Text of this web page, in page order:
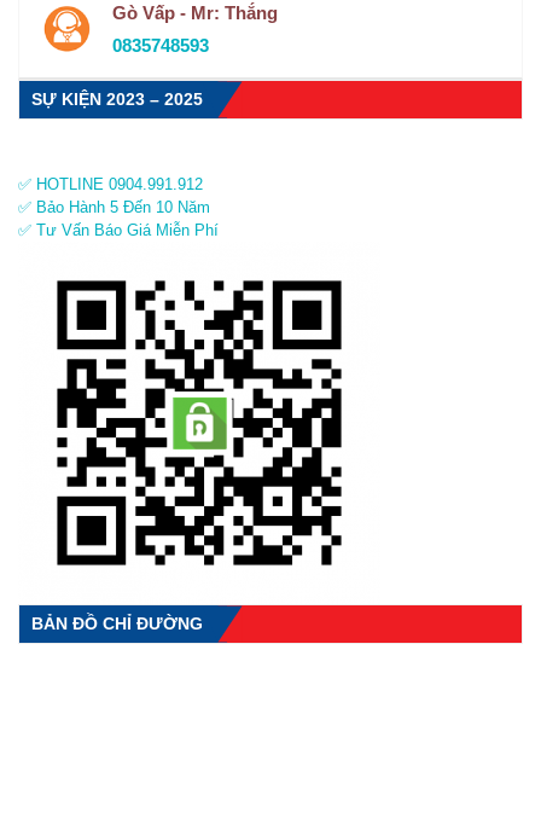
Gò Vấp - Mr: Thắng
0835748593
SỰ KIỆN 2023 – 2025
✅ HOTLINE 0904.991.912
✅ Bảo Hành 5 Đến 10 Năm
✅ Tư Vấn Báo Giá Miễn Phí
BẢN ĐỒ CHỈ ĐƯỜNG